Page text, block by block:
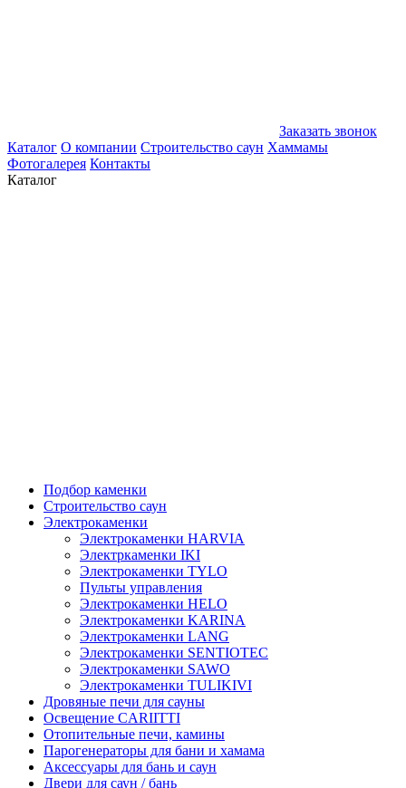
Заказать звонок
Каталог О компании Строительство саун Хаммамы
Фотогалерея Контакты
Каталог
Подбор каменки
Строительство саун
Электрокаменки
Электрокаменки HARVIA
Электркаменки IKI
Электрокаменки TYLO
Пульты управления
Электрокаменки HELO
Электрокаменки KARINA
Электрокаменки LANG
Электрокаменки SENTIOTEC
Электрокаменки SAWO
Электрокаменки TULIKIVI
Дровяные печи для сауны
Освещение CARIITTI
Отопительные печи, камины
Парогенераторы для бани и хамама
Аксессуары для бань и саун
Двери для саун / бань